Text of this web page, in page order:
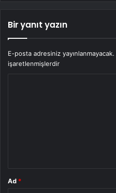
Bir yanıt yazın
E-posta adresiniz yayınlanmayacak.
işaretlenmişlerdir
Ad *